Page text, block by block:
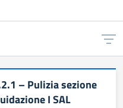
– Pulizia sezione
I SAL